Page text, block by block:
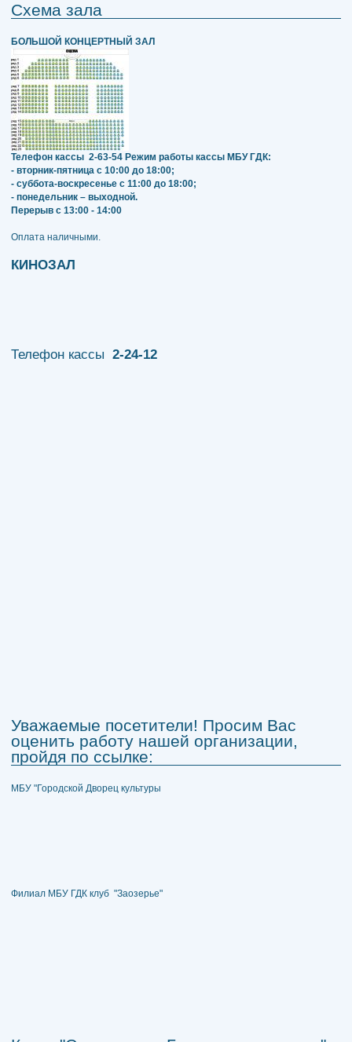
Схема зала
БОЛЬШОЙ КОНЦЕРТНЫЙ ЗАЛ
Телефон кассы 2-63-54 Режим работы кассы МБУ ГДК:
- вторник-пятница с 10:00 до 18:00;
- суббота-воскресенье с 11:00 до 18:00;
- понедельник – выходной.
Перерыв с 13:00 - 14:00
​​​​​​​Оплата наличными.
КИНОЗАЛ
Телефон кассы 2-24-12
Уважаемые посетители! Просим Вас
оценить работу нашей организации,
пройдя по ссылке:
МБУ "Городской Дворец культуры
Филиал МБУ ГДК клуб "Заозерье"